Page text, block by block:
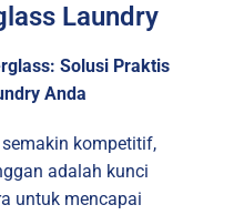
Laundry
Solusi Praktis
Anda
kompetitif,
adalah kunci
untuk mencapai